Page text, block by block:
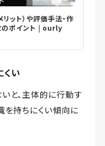
ット）や評価手法・作
のポイント | ourly
い
と、主体的に行動す
を持ちにくい傾向に